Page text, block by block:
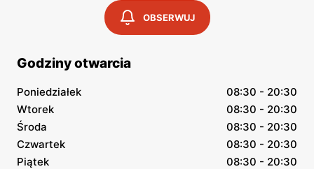
OBSERWUJ
Godziny otwarcia
Poniedziałek
08:30 - 20:30
Wtorek
08:30 - 20:30
Środa
08:30 - 20:30
Czwartek
08:30 - 20:30
Piątek
08:30 - 20:30